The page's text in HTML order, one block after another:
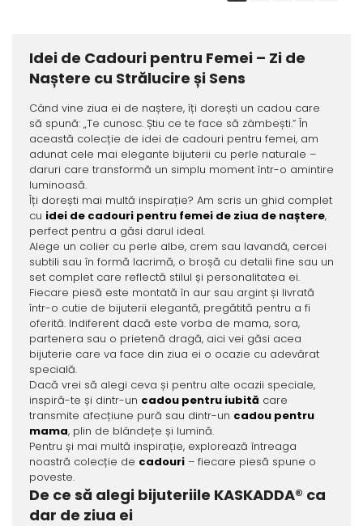
Idei de Cadouri pentru Femei – Zi de
Naștere cu Strălucire și Sens
Când vine ziua ei de naștere, îți dorești un cadou care
să spună: „Te cunosc. Știu ce te face să zâmbești.” În
această colecție de idei de cadouri pentru femei, am
adunat cele mai elegante bijuterii cu perle naturale –
daruri care transformă un simplu moment într-o amintire
luminoasă.
Îți dorești mai multă inspirație? Am scris un ghid complet
cu idei de cadouri pentru femei de ziua de naștere,
perfect pentru a găsi darul ideal.
Alege un colier cu perle albe, crem sau lavandă, cercei
subtili sau în formă lacrimă, o broșă cu detalii fine sau un
set complet care reflectă stilul și personalitatea ei.
Fiecare piesă este montată în aur sau argint și livrată
într-o cutie de bijuterii elegantă, pregătită pentru a fi
oferită. Indiferent dacă este vorba de mama, sora,
partenera sau o prietenă dragă, aici vei găsi acea
bijuterie care va face din ziua ei o ocazie cu adevărat
specială.
Dacă vrei să alegi ceva și pentru alte ocazii speciale,
inspiră-te și dintr-un cadou pentru iubită care
transmite afecțiune pură sau dintr-un cadou pentru
mama, plin de blândețe și lumină.
Pentru și mai multă inspirație, explorează întreaga
noastră colecție de cadouri– fiecare piesă spune o
poveste.
De ce să alegi bijuteriile KASKADDA® ca
dar de ziua ei